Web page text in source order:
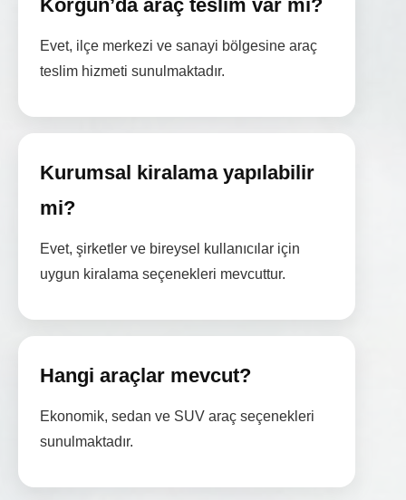
Korgun’da araç teslim var mı?
Evet, ilçe merkezi ve sanayi bölgesine araç
teslim hizmeti sunulmaktadır.
Kurumsal kiralama yapılabilir
mi?
Evet, şirketler ve bireysel kullanıcılar için
uygun kiralama seçenekleri mevcuttur.
Hangi araçlar mevcut?
Ekonomik, sedan ve SUV araç seçenekleri
sunulmaktadır.